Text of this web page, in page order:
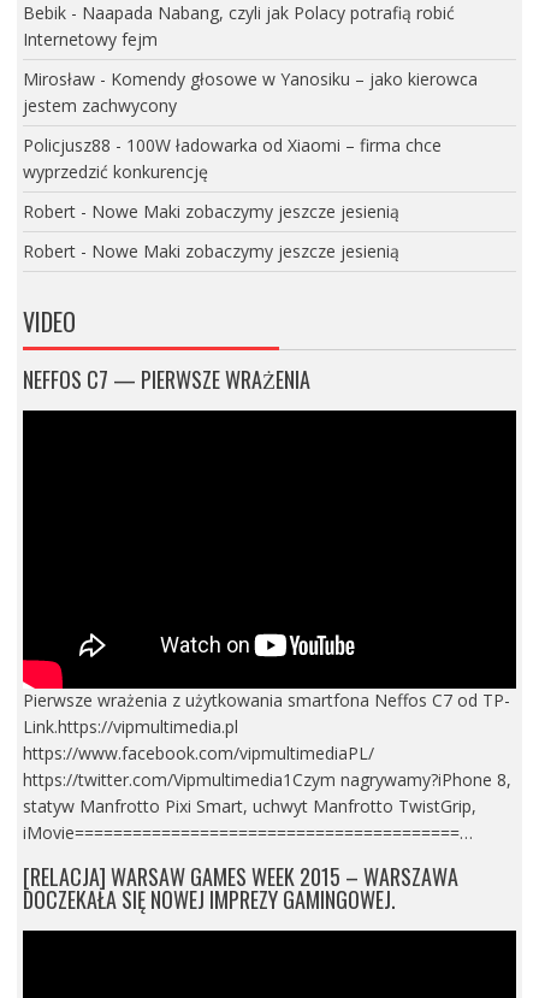
Bebik- Naapada Nabang, czyli jak Polacy potrafią robić
Internetowy fejm
Mirosław- Komendy głosowe w Yanosiku – jako kierowca
jestem zachwycony
Policjusz88 - 100W ładowarka od Xiaomi – firma chce
wyprzedzić konkurencję
Robert- Nowe Maki zobaczymy jeszcze jesienią
Robert- Nowe Maki zobaczymy jeszcze jesienią
VIDEO
NEFFOS C7 — PIERWSZE WRAŻENIA
Pierwsze wrażenia z użytkowania smartfona Neffos C7 od TP-
Link.https://vipmultimedia.pl
https://www.facebook.com/vipmultimediaPL/
https://twitter.com/Vipmultimedia1Czym nagrywamy?iPhone 8,
statyw Manfrotto Pixi Smart, uchwyt Manfrotto TwistGrip,
iMovie========================================…
[RELACJA] WARSAW GAMES WEEK 2015 – WARSZAWA
DOCZEKAŁA SIĘ NOWEJ IMPREZY GAMINGOWEJ.